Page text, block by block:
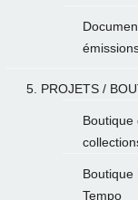
5. PROJETS /
Boutique
Boutique
Tempo